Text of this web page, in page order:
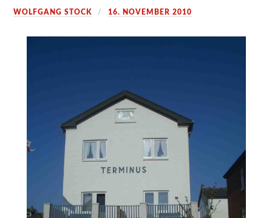
WOLFGANG STOCK 16. NOVEMBER 2010